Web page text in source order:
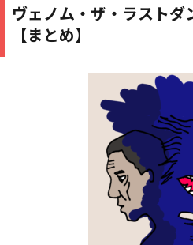
ヴェノム・ザ・ラストダ
【まとめ】